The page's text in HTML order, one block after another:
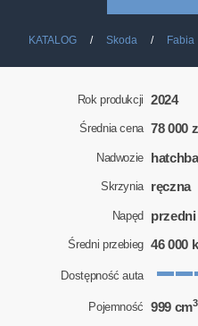
KATALOG Skoda Fabia
Rok produkcji 2024
Średnia cena 78 000
Nadwozie
Skrzynia ręczna
Napęd przedni
Średni przebieg 46 000
Dostępność auta
Pojemność 999 cm3